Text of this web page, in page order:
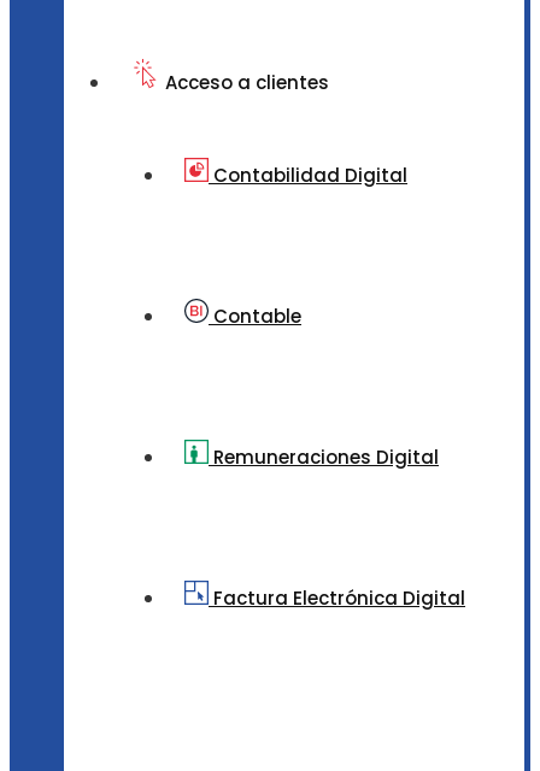
Acceso a clientes
Contabilidad Digital
Contable
Remuneraciones Digital
Factura Electrónica Digital